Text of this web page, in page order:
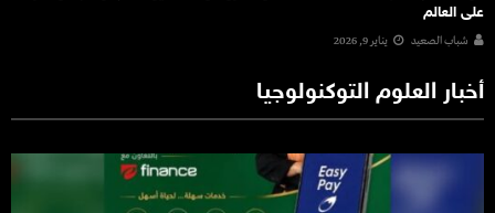
على العالم
شباب الصعيد يناير 9, 2026
أخبار العلوم التوكنولوجيا